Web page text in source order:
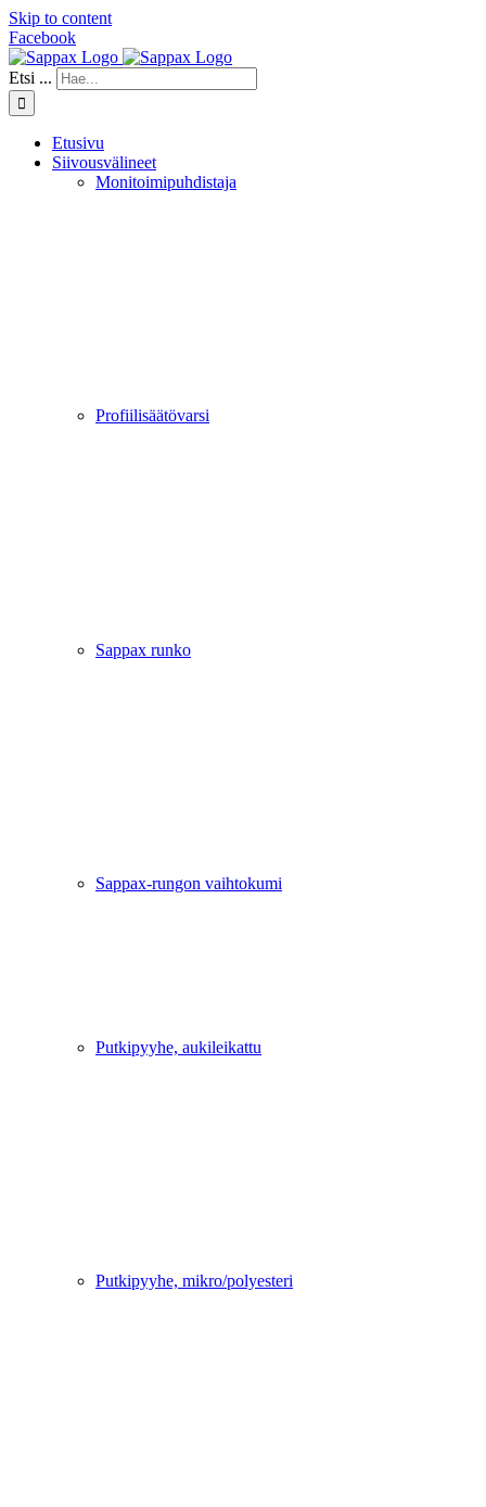
Skip to content
Facebook
Etsi ...
Etusivu
Siivousvälineet
Monitoimipuhdistaja
Profiilisäätövarsi
Sappax runko
Sappax-rungon vaihtokumi
Putkipyyhe, aukileikattu
Putkipyyhe, mikro/polyesteri